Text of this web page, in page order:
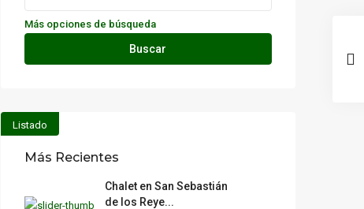
Más opciones de búsqueda
Buscar
Listado
Más Recientes
Chalet en San Sebastián
de los Reye...